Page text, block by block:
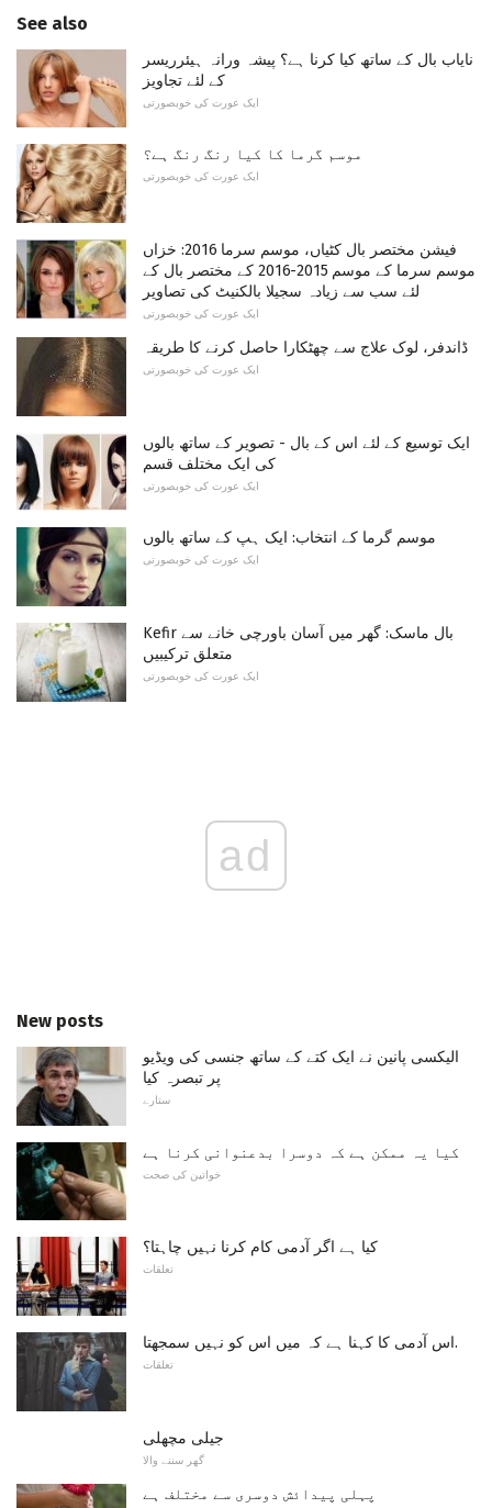
See also
نایاب بال کے ساتھ کیا کرنا ہے؟ پیشہ ورانہ ہیئرریسر
کے لئے تجاویز
ایک عورت کی خوبصورتی
موسم گرما کا کیا رنگ رنگ ہے؟
ایک عورت کی خوبصورتی
فیشن مختصر بال کٹیاں، موسم سرما 2016: خزاں
موسم سرما کے موسم 2015-2016 کے مختصر بال کے
لئے سب سے زیادہ سجیلا بالکنیٹ کی تصاویر
ایک عورت کی خوبصورتی
ڈاندفر، لوک علاج سے چھٹکارا حاصل کرنے کا طریقہ
ایک عورت کی خوبصورتی
ایک توسیع کے لئے اس کے بال - تصویر کے ساتھ بالوں
کی ایک مختلف قسم
ایک عورت کی خوبصورتی
موسم گرما کے انتخاب: ایک ہپ کے ساتھ بالوں
ایک عورت کی خوبصورتی
Kefir بال ماسک: گھر میں آسان باورچی خانے سے
متعلق ترکیبیں
ایک عورت کی خوبصورتی
ad
New posts
الیکسی پانین نے ایک کتے کے ساتھ جنسی کی ویڈیو
پر تبصرہ کیا
ستارے
کیا یہ ممکن ہے کہ دوسرا بدعنوانی کرنا ہے
خواتین کی صحت
کیا ہے اگر آدمی کام کرنا نہیں چاہتا؟
تعلقات
اس آدمی کا کہنا ہے کہ میں اس کو نہیں سمجھتا.
تعلقات
جیلی مچھلی
گھر سننے والا
پہلی پیدائش دوسری سے مختلف ہے